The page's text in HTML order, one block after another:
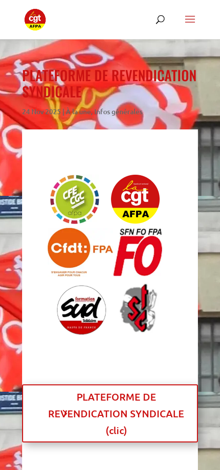
PLATEFORME DE REVENDICATION
SYNDICALE
24 Nov 2025 | À la une,Infos générales
PLATEFORME DE
REVENDICATION SYNDICALE
(clic)